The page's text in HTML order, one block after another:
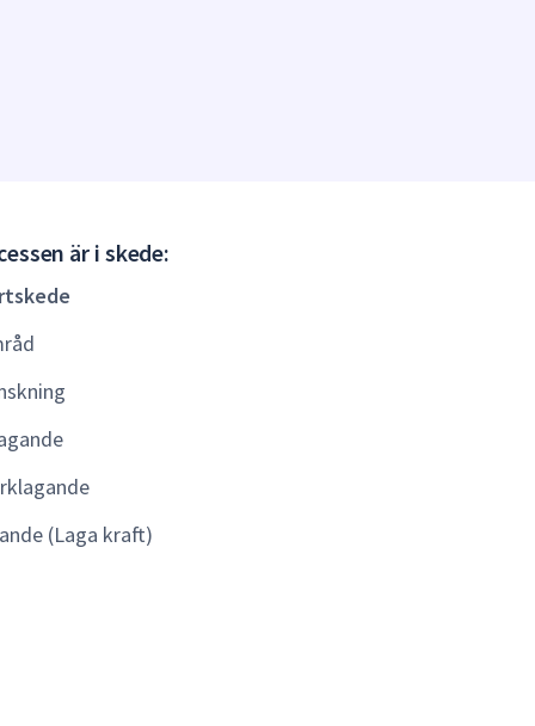
är i skede:
(Laga kraft)